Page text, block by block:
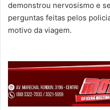
demonstrou nervosismo e
perguntas feitas pelos
motivo da viagem.